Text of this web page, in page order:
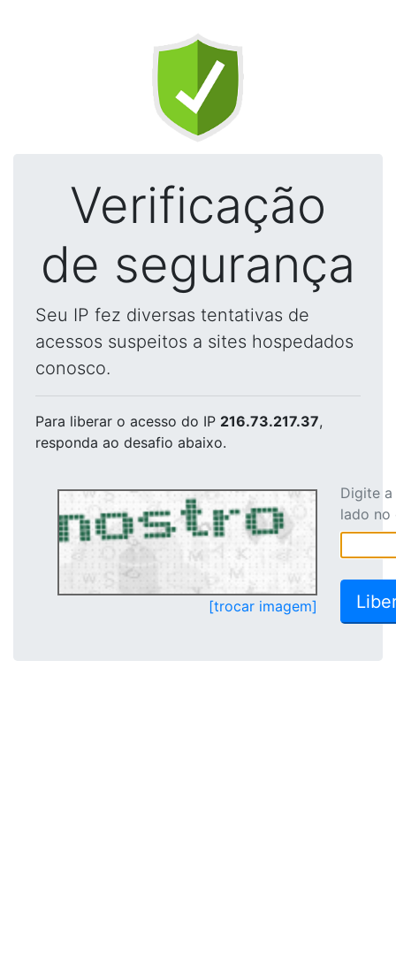
Verificação
de segurança
Seu IP fez diversas tentativas de
acessos suspeitos a sites hospedados
conosco.
Para liberar o acesso do IP 216.73.217.37,
responda ao desafio abaixo.
[trocar imagem]
Digite
lado no